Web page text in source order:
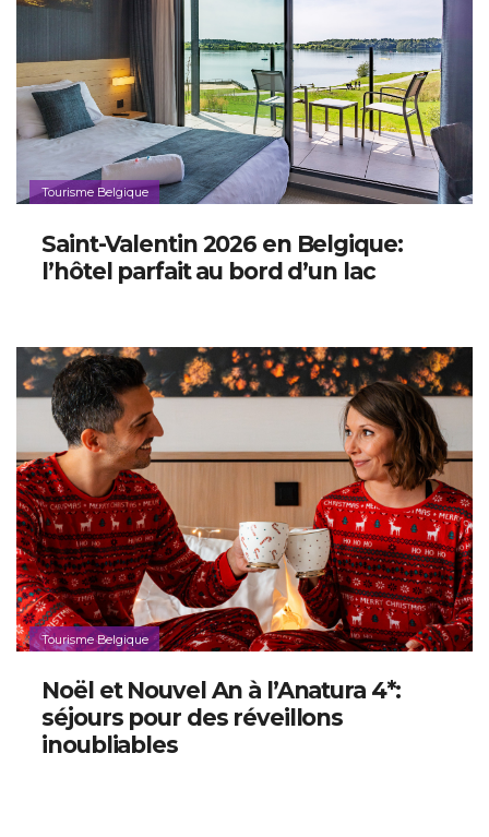
Tourisme Belgique
Saint-Valentin 2026 en Belgique:
l’hôtel parfait au bord d’un lac
Tourisme Belgique
Noël et Nouvel An à l’Anatura 4*:
séjours pour des réveillons
inoubliables